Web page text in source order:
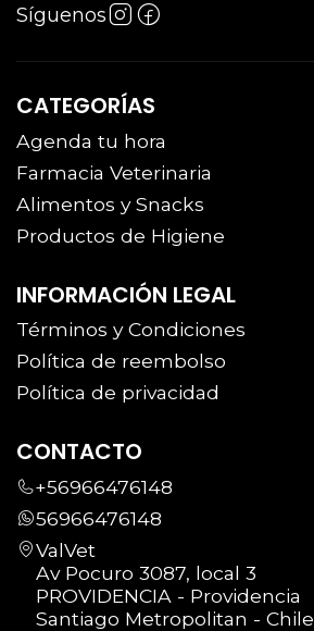
Síguenos
CATEGORÍAS
Agenda tu hora
Farmacia Veterinaria
Alimentos y Snacks
Productos de Higiene
INFORMACIÓN LEGAL
Términos y Condiciones
Política de reembolso
Política de privacidad
CONTACTO
+56966476148
56966476148
ValVet
Av Pocuro 3087, local 3
PROVIDENCIA - Providencia
Santiago Metropolitan - Chile